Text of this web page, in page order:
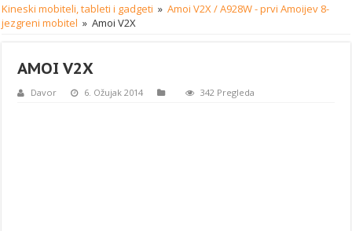
Kineski mobiteli, tableti i gadgeti » Amoi V2X / A928W - prvi Amoijev 8-
jezgreni mobitel » Amoi V2X
AMOI V2X
Davor 6. Ožujak 2014 342 Pregleda